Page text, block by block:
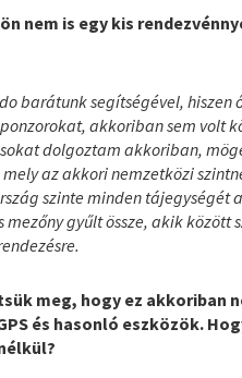
nem is egy kis
barátunk segítségével,
akkoriban sem volt
dolgoztam akkoriban,
mely az akkori nemzetközi
szinte minden tájegységét
gyűlt össze, akik között
meg, hogy ez akkoriban
és hasonló eszközök.